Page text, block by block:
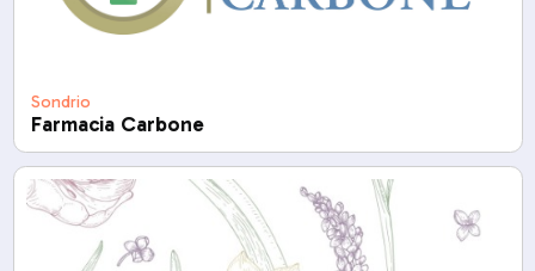
Sondrio
Farmacia Carbone